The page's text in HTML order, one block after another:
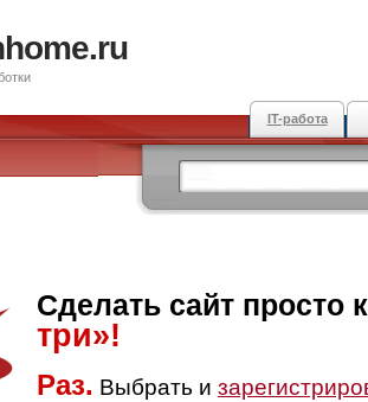
IT-работа
Сделать сайт просто
три»!
Раз. Выбрать и